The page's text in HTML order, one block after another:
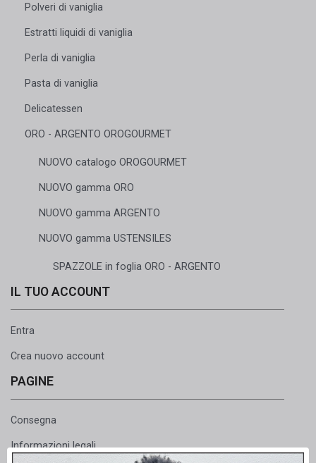
Polveri di vaniglia
Estratti liquidi di vaniglia
Perla di vaniglia
Pasta di vaniglia
Delicatessen
ORO - ARGENTO OROGOURMET
NUOVO catalogo OROGOURMET
NUOVO gamma ORO
NUOVO gamma ARGENTO
NUOVO gamma USTENSILES
SPAZZOLE in foglia ORO - ARGENTO
IL TUO ACCOUNT
Entra
Crea nuovo account
PAGINE
Consegna
Informazioni legali